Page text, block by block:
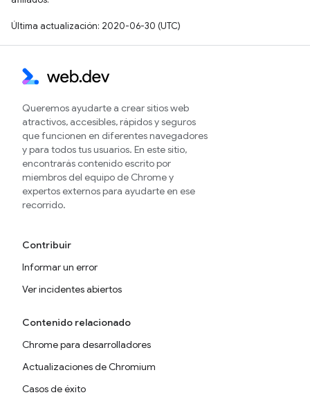
Última actualización: 2020-06-30 (UTC)
Queremos ayudarte a crear sitios web
atractivos, accesibles, rápidos y seguros
que funcionen en diferentes navegadores
y para todos tus usuarios. En este sitio,
encontrarás contenido escrito por
miembros del equipo de Chrome y
expertos externos para ayudarte en ese
recorrido.
Contribuir
Informar un error
Ver incidentes abiertos
Contenido relacionado
Chrome para desarrolladores
Actualizaciones de Chromium
Casos de éxito